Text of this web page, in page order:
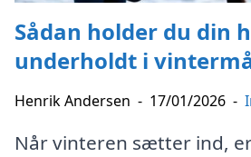
Sådan holder du din
underholdt i
Henrik Andersen - 17/01/2026 -
Når vinteren sætter ind,